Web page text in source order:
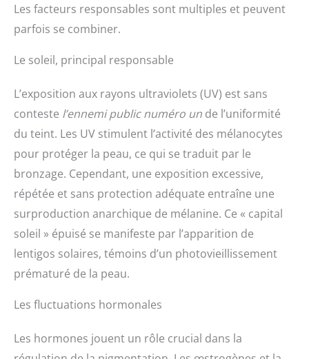
Les facteurs responsables sont multiples et peuvent
parfois se combiner.
Le soleil, principal responsable
L’exposition aux rayons ultraviolets (UV) est sans
conteste l’ennemi public numéro un de l’uniformité
du teint. Les UV stimulent l’activité des mélanocytes
pour protéger la peau, ce qui se traduit par le
bronzage. Cependant, une exposition excessive,
répétée et sans protection adéquate entraîne une
surproduction anarchique de mélanine. Ce « capital
soleil » épuisé se manifeste par l’apparition de
lentigos solaires, témoins d’un photovieillissement
prématuré de la peau.
Les fluctuations hormonales
Les hormones jouent un rôle crucial dans la